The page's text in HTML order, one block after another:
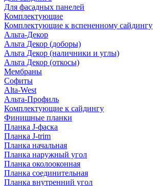
Для фасадных панелей
Комплектующие
Комплектующие к вспененному сайдингу
Альта-Декор
Альта Декор (доборы)
Альта Декор (наличники и углы)
Альта Декор (откосы)
Мембраны
Софиты
Alta-West
Альта-Профиль
Комплектующие к сайдингу
Финишные планки
Планка J-фаска
Планка J-trim
Планка начальная
Планка наружный угол
Планка околооконная
Планка соединительная
Планка внутренний угол